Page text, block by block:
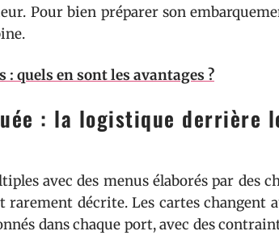
Pour bien préparer son
quels en sont les avantages ?
: la logistique derrière
avec des menus élaborés par des
rarement décrite. Les cartes changent
dans chaque port, avec des